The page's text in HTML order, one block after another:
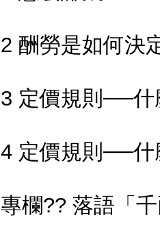
2 酬勞是如何決
3 定價規則──什
4 定價規則──什
專欄?? 落語「